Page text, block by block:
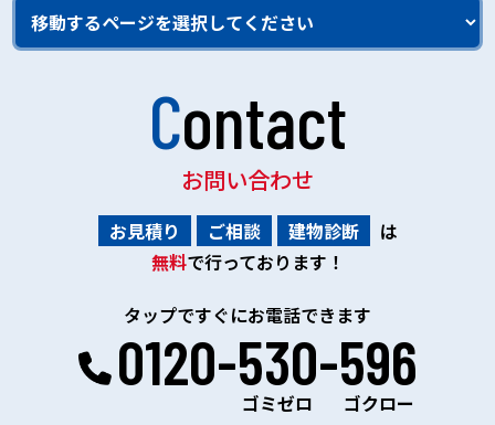
Contact
お問い合わせ
お見積り ご相談 建物診断
は
無料で行っております！
タップですぐにお電話できます
0120-530-596
ゴミゼロ ゴクロー